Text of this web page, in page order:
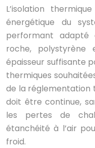
L’isolation
énergétique du
performant adapté
roche, polystyrène
épaisseur suffisante
thermiques
de la réglementation
doit être continue,
les pertes de
étanchéité à l’air
froid.